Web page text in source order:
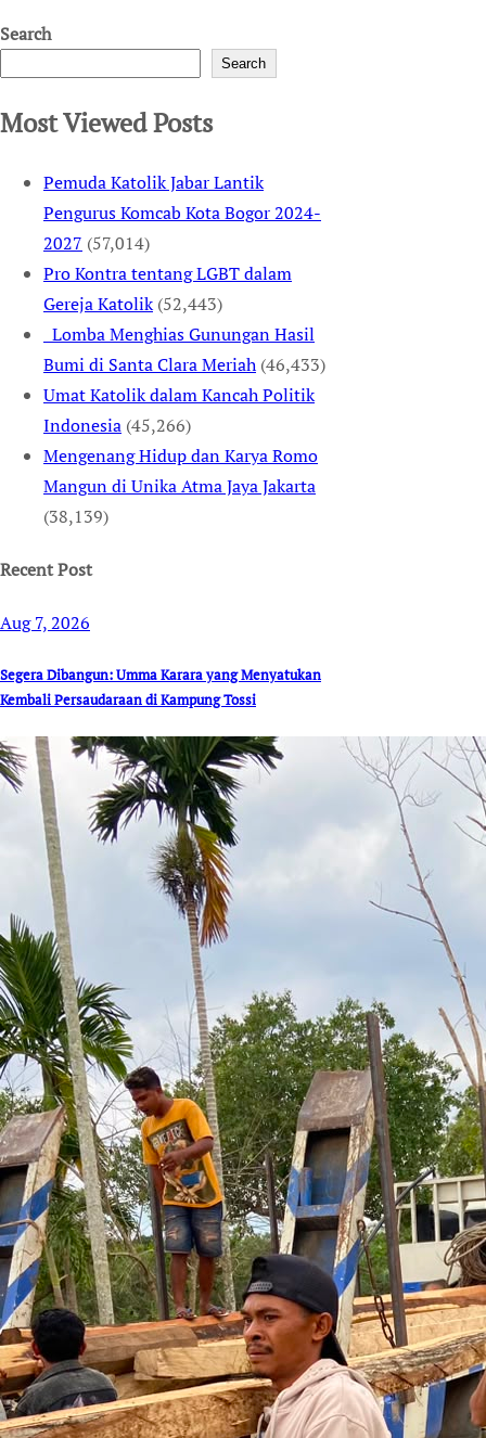
Search
Search
Most Viewed Posts
Pemuda Katolik Jabar Lantik
Pengurus Komcab Kota Bogor 2024-
2027 (57,014)
Pro Kontra tentang LGBT dalam
Gereja Katolik (52,443)
Lomba Menghias Gunungan Hasil
Bumi di Santa Clara Meriah (46,433)
Umat Katolik dalam Kancah Politik
Indonesia (45,266)
Mengenang Hidup dan Karya Romo
Mangun di Unika Atma Jaya Jakarta
(38,139)
Recent Post
Aug 7, 2026
Segera Dibangun: Umma Karara yang Menyatukan
Kembali Persaudaraan di Kampung Tossi